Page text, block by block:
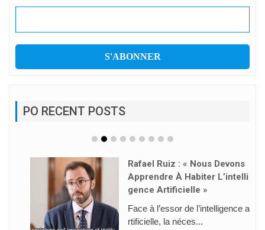
PO RECENT POSTS
Rafael Ruiz : « Nous Devons
Apprendre À Habiter L’intelli
Gence Artificielle »
Face à l’essor de l’intelligence a
rtificielle, la néces...